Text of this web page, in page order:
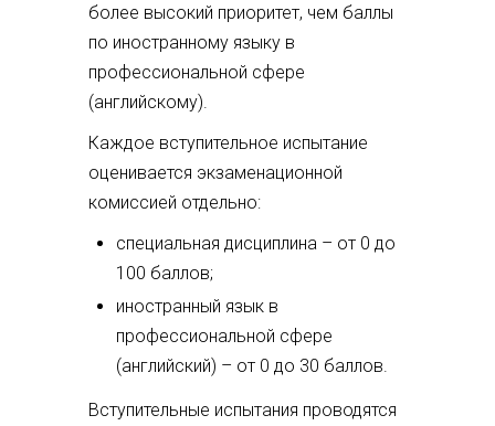
более высокий приоритет, чем баллы
по иностранному языку в
профессиональной сфере
(английскому).
Каждое вступительное испытание
оценивается экзаменационной
комиссией отдельно:
специальная дисциплина – от 0 до
100 баллов;
иностранный язык в
профессиональной сфере
(английский) – от 0 до 30 баллов.
Вступительные испытания проводятся